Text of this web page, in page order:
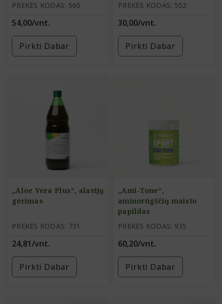
PREKĖS KODAS: 560
54,00/vnt.
Pirkti Dabar
PREKĖS KODAS: 552
30,00/vnt.
Pirkti Dabar
„Aloe Vera Plus“, alavijų
gėrimas
PREKĖS KODAS: 731
24,81/vnt.
Pirkti Dabar
„Ami-Tone“,
aminorūgščių maisto
papildas
PREKĖS KODAS: 935
60,20/vnt.
Pirkti Dabar